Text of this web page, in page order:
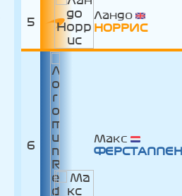
5
Ландо
НОРРИС
6
Макс
ФЕРСТАППЕН